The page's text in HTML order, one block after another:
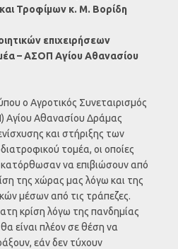
Τροφίμων κ. Μ. Βορίδη
επιχειρήσεων
– ΑΣΟΠ Αγίου Αθανασίου
ο Αγροτικός Συνεταιρισμός
Αθανασίου Δράμας
και στήριξης των
τομέα, οι οποίες
να επιβιώσουν από
της χώρας μας λόγω και της
μέσων από τις τράπεζες.
κρίση λόγω της πανδημίας
θα είναι πλέον σε θέση να
εάν δεν τύχουν